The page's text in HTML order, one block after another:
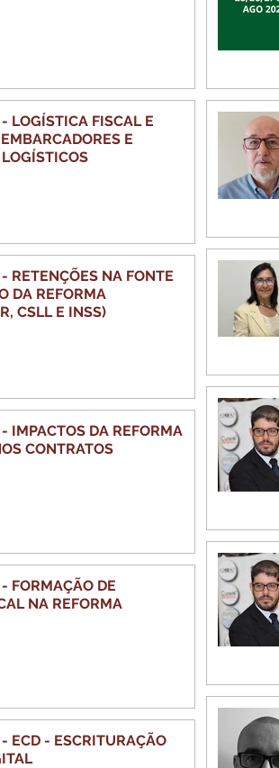
LOGÍSTICA FISCAL E
E
RETENÇÕES NA FONTE
DA REFORMA
CSLL E INSS)
IMPACTOS DA REFORMA
CONTRATOS
FORMAÇÃO DE
NA REFORMA
ECD - ESCRITURAÇÃO